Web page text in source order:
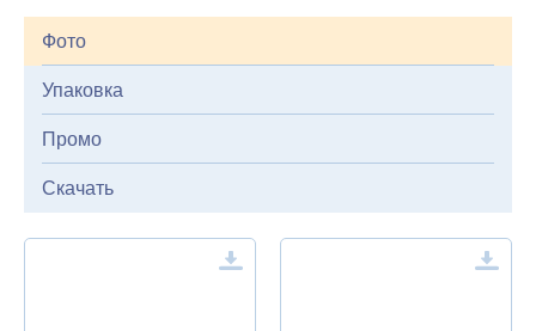
Фото
Упаковка
Промо
Скачать